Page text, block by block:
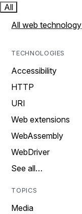
All
All web technology
TECHNOLOGIES
Accessibility
HTTP
URI
Web extensions
WebAssembly
WebDriver
See all…
TOPICS
Media